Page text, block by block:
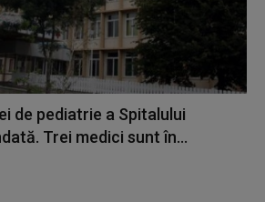
de pediatrie a Spitalului
Trei medici sunt în...